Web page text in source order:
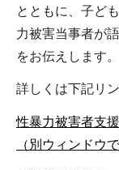
とともに、子ど
力被害当事者が
をお伝えします。
詳しくは下記リ
性暴力被害者支
（別ウィンドウ